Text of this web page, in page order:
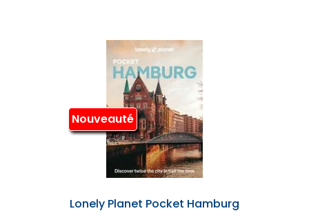
Nouveauté
Lonely Planet Pocket Hamburg